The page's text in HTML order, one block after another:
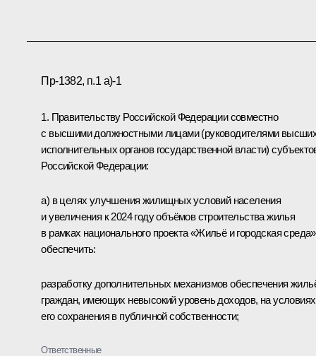
Пр-1382, п.1 а)-1
1. Правительству Российской Федерации совместно
с высшими должностными лицами (руководителями
исполнительных органов государственной власти)
Российской Федерации:
а) в целях улучшения жилищных условий населения
и увеличения к 2024 году объёмов строительства жилья
в рамках национального проекта «Жильё и городская среда»
обеспечить:
разработку дополнительных механизмов обеспечения
граждан, имеющих невысокий уровень доходов, на условиях
его сохранения в публичной собственности;
Ответственные